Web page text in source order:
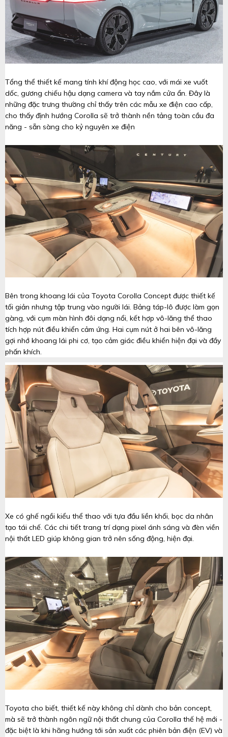
Tổng thể thiết kế mang tính khí động học cao, với mái xe vuốt
dốc, gương chiếu hậu dạng camera và tay nắm cửa ẩn. Đây là
những đặc trưng thường chỉ thấy trên các mẫu xe điện cao cấp,
cho thấy định hướng Corolla sẽ trở thành nền tảng toàn cầu đa
năng - sẵn sàng cho kỷ nguyên xe điện
Bên trong khoang lái của Toyota Corolla Concept được thiết kế
tối giản nhưng tập trung vào người lái. Bảng táp-lô được làm gọn
gàng, với cụm màn hình đôi dạng nổi, kết hợp vô-lăng thể thao
tích hợp nút điều khiển cảm ứng. Hai cụm nút ở hai bên vô-lăng
gợi nhớ khoang lái phi cơ, tạo cảm giác điều khiển hiện đại và đầy
phấn khích.
Xe có ghế ngồi kiểu thể thao với tựa đầu liền khối, bọc da nhân
tạo tái chế. Các chi tiết trang trí dạng pixel ánh sáng và đèn viền
nội thất LED giúp không gian trở nên sống động, hiện đại.
Toyota cho biết, thiết kế này không chỉ dành cho bản concept,
mà sẽ trở thành ngôn ngữ nội thất chung của Corolla thế hệ mới -
đặc biệt là khi hãng hướng tới sản xuất các phiên bản điện (EV) và